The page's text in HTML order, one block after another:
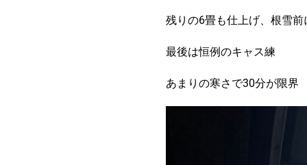
残りの6畳も仕上げ、根雪前
最後は恒例のキャス練
あまりの寒さで30分が限界